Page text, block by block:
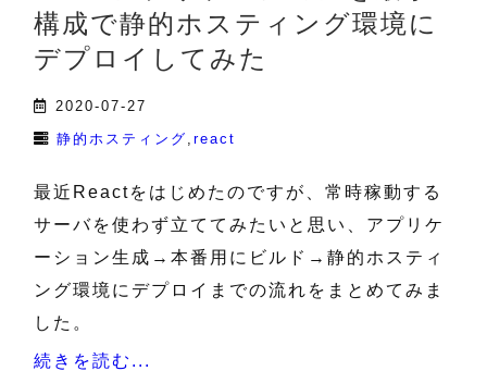
構成で静的ホスティング環境に
デプロイしてみた
2020-07-27
静的ホスティング react
最近Reactをはじめたのですが、常時稼動する
サーバを使わず立ててみたいと思い、アプリケ
ーション生成→本番用にビルド→静的ホスティ
ング環境にデプロイまでの流れをまとめてみま
した。
続きを読む...